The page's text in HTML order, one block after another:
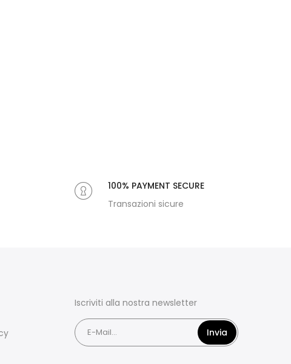
100% PAYMENT SECURE
Transazioni sicure
Iscriviti alla nostra newsletter
Invia